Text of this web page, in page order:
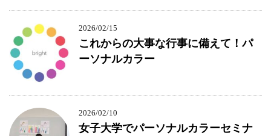
2026/02/15
これからの大事な行事に備えて！パ
ーソナルカラー
2026/02/10
女子大学でパーソナルカラーセミナ